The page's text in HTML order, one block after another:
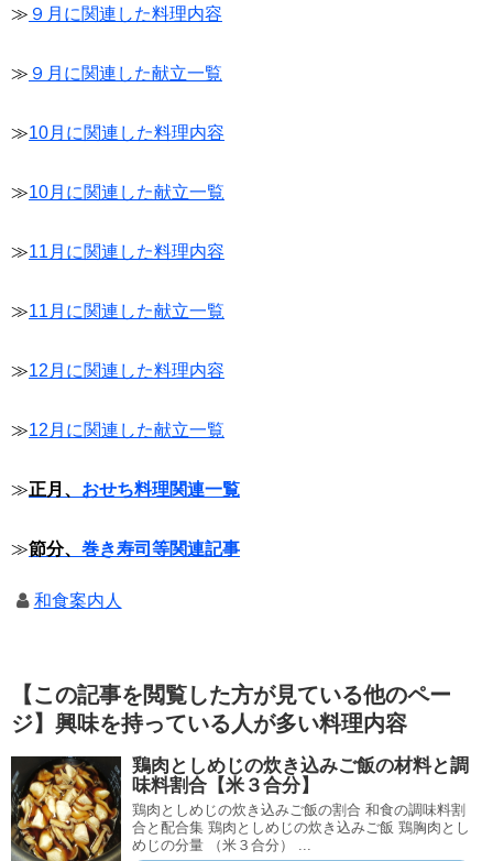
≫ ９月に関連した料理内容
≫ ９月に関連した献立一覧
≫10月に関連した料理内容
≫10月に関連した献立一覧
≫11月に関連した料理内容
≫11月に関連した献立一覧
≫12月に関連した料理内容
≫12月に関連した献立一覧
≫正月、 おせち料理関連一覧
≫節分、 巻き寿司等関連記事
和食案内人
【この記事を閲覧した方が見ている他のペー
ジ】興味を持っている人が多い料理内容
鶏肉としめじの炊き込みご飯の材料と調
味料割合【米３合分】
鶏肉としめじの炊き込みご飯の割合 和食の調味料割
合と配合集 鶏肉としめじの炊き込みご飯 鶏胸肉とし
めじの分量 （米３合分） ...